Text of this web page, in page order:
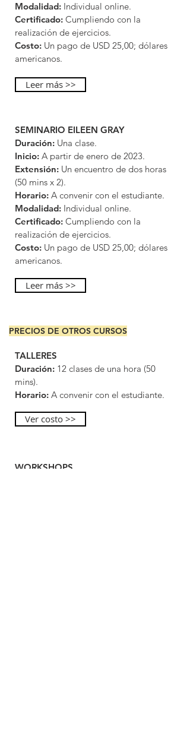
Modalidad: Individual online.
Certificado: Cumpliendo con la
realización de ejercicios.
Costo: Un pago de USD 25,00; dólares
americanos.
Leer más >>
SEMINARIO EILEEN GRAY
Duración: Una clase.
Inicio: A partir de enero de 2023.
Extensión: Un encuentro de dos horas
(50 mins x 2).
Horario: A convenir con el estudiante.
Modalidad: Individual online.
Certificado: Cumpliendo con la
realización de ejercicios.
Costo: Un pago de USD 25,00; dólares
americanos.
Leer más >>
PRECIOS DE OTROS CURSOS
TALLERES
Duración: 12 clases de una hora (50
mins).
Horario: A convenir con el estudiante.
Ver costo >>
WORKSHOPS